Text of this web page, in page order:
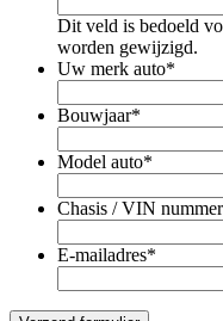
Dit veld is bedoeld
worden gewijzigd.
Uw merk auto*
Bouwjaar*
Model auto*
Chasis / VIN nummer
E-mailadres*